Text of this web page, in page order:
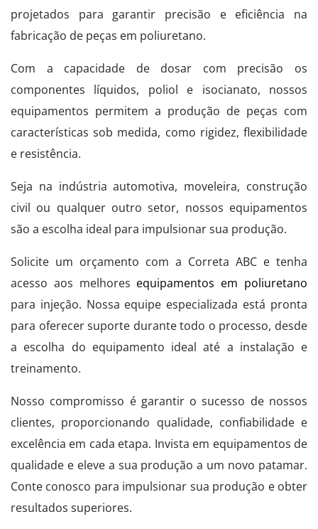
projetados para garantir precisão e eficiência na
fabricação de peças em poliuretano.
Com a capacidade de dosar com precisão os
componentes líquidos, poliol e isocianato, nossos
equipamentos permitem a produção de peças com
características sob medida, como rigidez, flexibilidade
e resistência.
Seja na indústria automotiva, moveleira, construção
civil ou qualquer outro setor, nossos equipamentos
são a escolha ideal para impulsionar sua produção.
Solicite um orçamento com a Correta ABC e tenha
acesso aos melhores equipamentos em poliuretano
para injeção. Nossa equipe especializada está pronta
para oferecer suporte durante todo o processo, desde
a escolha do equipamento ideal até a instalação e
treinamento.
Nosso compromisso é garantir o sucesso de nossos
clientes, proporcionando qualidade, confiabilidade e
excelência em cada etapa. Invista em equipamentos de
qualidade e eleve a sua produção a um novo patamar.
Conte conosco para impulsionar sua produção e obter
resultados superiores.